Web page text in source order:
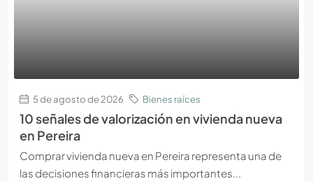
5 de agosto de 2026 Bienes raíces
10 señales de valorización en vivienda nueva
en Pereira
Comprar vivienda nueva en Pereira representa una de
las decisiones financieras más importantes...